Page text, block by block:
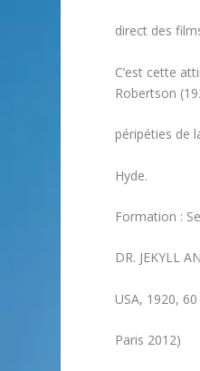
direct des
C’est cette
Robertson
péripéties de
Hyde.
Formation :
DR. JEKYLL
USA, 1920,
Paris 2012)